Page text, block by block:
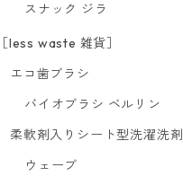
スナック ジラ
［less waste 雑貨］
エコ歯ブラシ
バイオブラシ ベルリン
柔軟剤入りシート型洗濯洗剤
ウェーブ